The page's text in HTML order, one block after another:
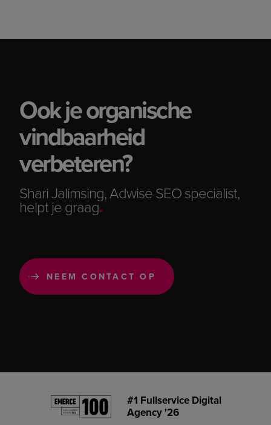
Ook je organische
vindbaarheid
verbeteren?
Shari Jalimsing, Adwise SEO specialist,
helpt je graag.
#1 Fullservice Digital
Agency '26